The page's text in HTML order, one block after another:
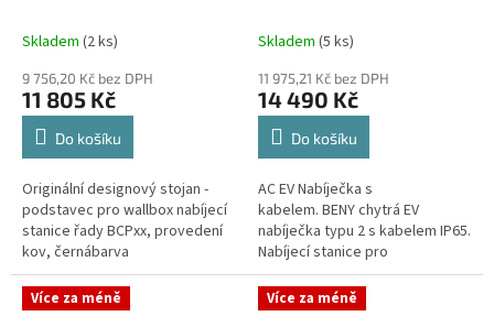
výška 2,1m, barva černá
Skladem (2 ks)
9 756,20 Kč bez DPH
11 805 Kč
Do košíku
Originální designový stojan -
podstavec pro wallbox nabíjecí
stanice řady BCPxx, provedení
kov, černábarva
Skladem (5 ks)
11 975,21 Kč bez DPH
14 490 Kč
Do košíku
AC EV Nabíječka s
kabelem. BENY chytrá EV
nabíječka typu 2 s kabelem IP65.
Nabíjecí stanice pro
elektromobily EV Wallbox CE
Certified. 3-fázový od 4.1kW do
22kW Plná...
Více za méně Více za méně